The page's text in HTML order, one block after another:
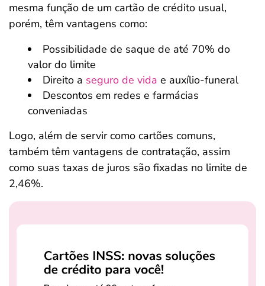
mesma função de um cartão de crédito usual,
porém, têm vantagens como:
Possibilidade de saque de até 70% do
valor do limite
Direito a seguro de vida e auxílio-funeral
Descontos em redes e farmácias
conveniadas
Logo, além de servir como cartões comuns,
também têm vantagens de contratação, assim
como suas taxas de juros são fixadas no limite de
2,46%.